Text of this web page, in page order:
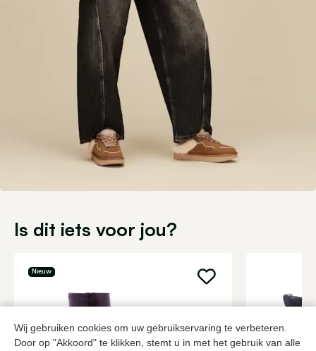
Wij gebruiken cookies om uw gebruikservaring te verbeteren.
Door op "Akkoord" te klikken, stemt u in met het gebruik van alle
Is dit iets voor jou?
Nieuw